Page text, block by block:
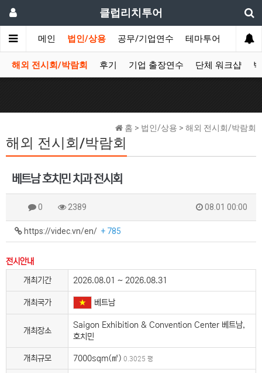
클럽리치투어
메인 법인/상용 공무/기업연수 테마투어 데이투
해외 전시회/박람회 후기 기업 출장연수 단체 워크샵
홈 > 법인/상용 > 해외 전시회/박람회
해외 전시회/박람회
베트남 호치민 치과 전시회
0 2389 08.01 00:00
https://videc.vn/en/ + 785
전시안내
개최기간
2026.08.01 ~ 2026.08.31
개최국가 베트남
개최장소
Saigon Exhibition & Convention Center 베트남,
호치민
개최규모 7000sqm(㎡) 0.3025 평